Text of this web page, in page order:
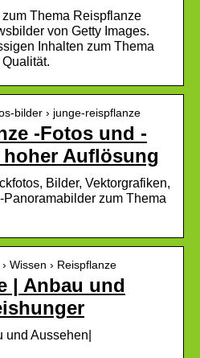
Thema Reispflanze
von Getty Images.
Inhalten zum Thema
bilder › junge-reispflanze
-Fotos und -
Auflösung
Bilder, Vektorgrafiken,
Panoramabilder zum Thema
Wissen › Reispflanze
| Anbau und
und Aussehen|